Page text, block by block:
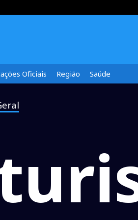
Oficiais Região Saúde